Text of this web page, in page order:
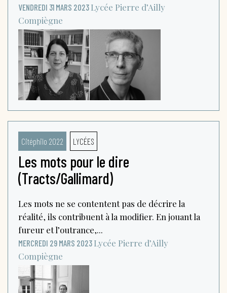
VENDREDI 31 MARS 2023 Lycée Pierre d’Ailly
Compiègne
Citéphilo 2022 LYCÉES
Les mots pour le dire
(Tracts/Gallimard)
Les mots ne se contentent pas de décrire la
réalité, ils contribuent à la modifier. En jouant la
fureur et l’outrance,...
MERCREDI 29 MARS 2023 Lycée Pierre d’Ailly
Compiègne